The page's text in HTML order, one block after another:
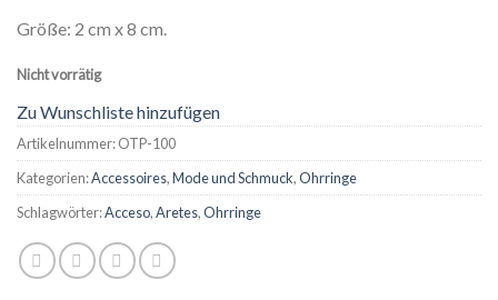
Größe: 2 cm x 8 cm.
Nicht vorrätig
Zu Wunschliste hinzufügen
Artikelnummer:OTP-100
Kategorien:Accessoires,Mode und Schmuck,Ohrringe
Schlagwörter:Acceso,Aretes,Ohrringe